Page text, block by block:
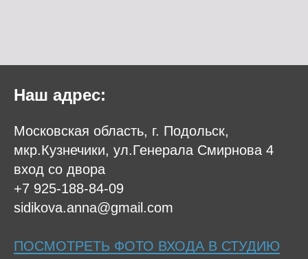
Наш адрес:
Московская область, г. Подольск,
мкр.Кузнечики, ул.Генерала Смирнова 4
вход со двора
+7 925-188-84-09
sidikova.anna@gmail.com
ПОСМОТРЕТЬ ФОТО ВХОДА В СТУДИЮ